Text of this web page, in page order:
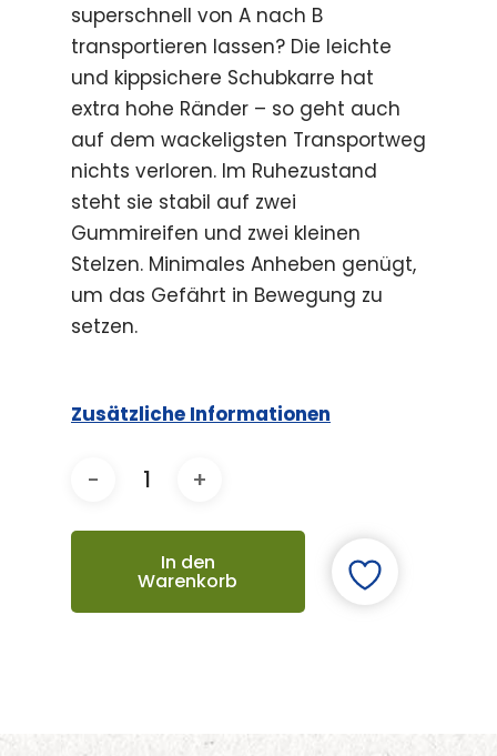
superschnell von A nach B
transportieren lassen? Die leichte
und kippsichere Schubkarre hat
extra hohe Ränder – so geht auch
auf dem wackeligsten Transportweg
nichts verloren. Im Ruhezustand
steht sie stabil auf zwei
Gummireifen und zwei kleinen
Stelzen. Minimales Anheben genügt,
um das Gefährt in Bewegung zu
setzen.
Zusätzliche Informationen
In den
Warenkorb